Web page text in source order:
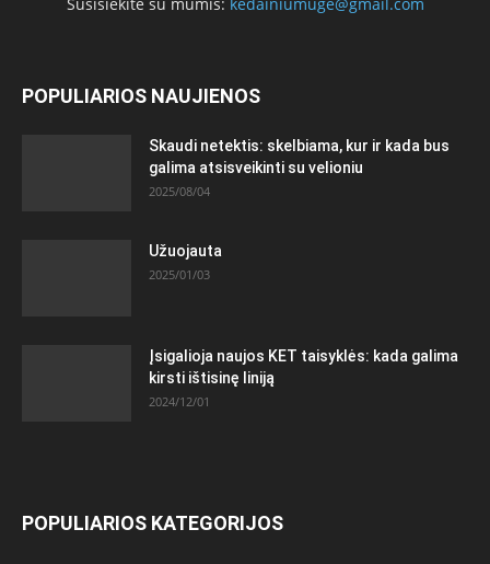
POPULIARIOS NAUJIENOS
Skaudi netektis: skelbiama, kur ir kada bus
galima atsisveikinti su velioniu
2025/08/04
Užuojauta
2025/01/03
Įsigalioja naujos KET taisyklės: kada galima
kirsti ištisinę liniją
2024/12/01
POPULIARIOS KATEGORIJOS